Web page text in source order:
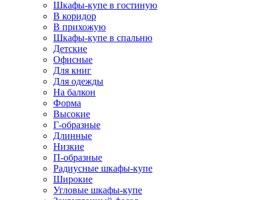
Шкафы-купе в гостиную
В коридор
В прихожую
Шкафы-купе в спальню
Детские
Офисные
Для книг
Для одежды
На балкон
Форма
Высокие
Г-образные
Длинные
Низкие
П-образные
Радиусные шкафы-купе
Широкие
Угловые шкафы-купе